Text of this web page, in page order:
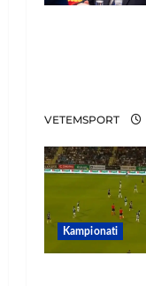
VETEMSPORT
Kampionati